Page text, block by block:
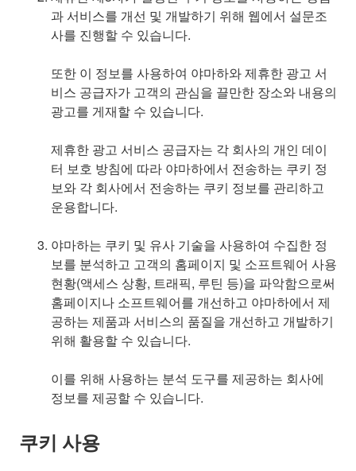
과 서비스를 개선 및 개발하기 위해 웹에서 설문조
사를 진행할 수 있습니다.
또한 이 정보를 사용하여 야마하와 제휴한 광고 서
비스 공급자가 고객의 관심을 끌만한 장소와 내용의
광고를 게재할 수 있습니다.
제휴한 광고 서비스 공급자는 각 회사의 개인 데이
터 보호 방침에 따라 야마하에서 전송하는 쿠키 정
보와 각 회사에서 전송하는 쿠키 정보를 관리하고
운용합니다.
야마하는 쿠키 및 유사 기술을 사용하여 수집한 정
보를 분석하고 고객의 홈페이지 및 소프트웨어 사용
현황(액세스 상황, 트래픽, 루틴 등)을 파악함으로써
홈페이지나 소프트웨어를 개선하고 야마하에서 제
공하는 제품과 서비스의 품질을 개선하고 개발하기
위해 활용할 수 있습니다.
이를 위해 사용하는 분석 도구를 제공하는 회사에
정보를 제공할 수 있습니다.
쿠키 사용